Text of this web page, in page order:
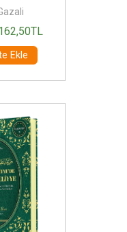
,50TL
Ekle